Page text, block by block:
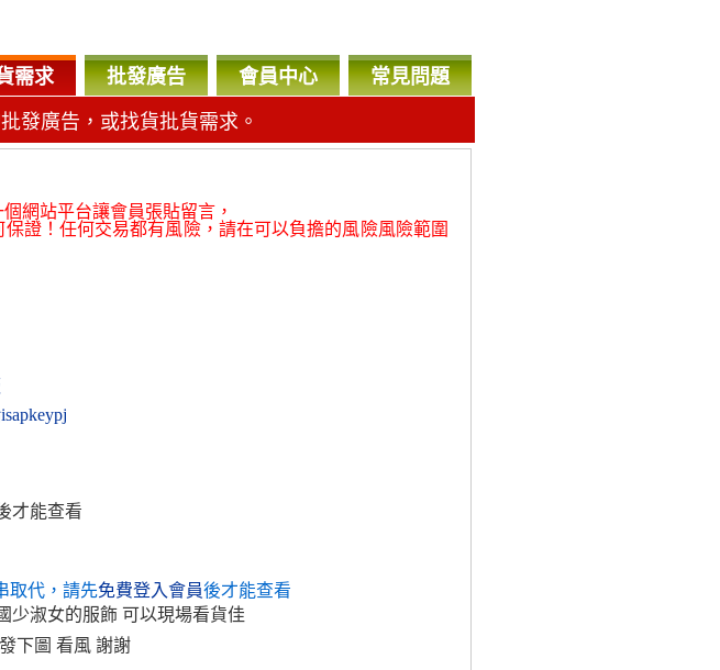
需求 批發廣告 會員中心 常見問題
發廣告，或找貨批貨需求。
網站平台讓會員張貼留言，
證！任何交易都有風險，請在可以負擔的風險風險範圍
才能查看
取代，請先免費登入會員後才能查看
少淑女的服飾 可以現場看貨佳
下圖 看風 謝謝